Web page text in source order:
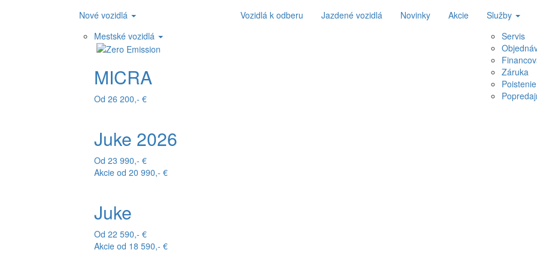
Nové vozidlá
Mestské vozidlá
MICRA
Od 26 200,- €
Juke 2026
Od 23 990,- €
Akcie od 20 990,- €
Juke
Od 22 590,- €
Akcie od 18 590,- €
Vozidlá k odberu Jazdené vozidlá Novinky Akcie
Služby
Servis
Záruka
Poistenie